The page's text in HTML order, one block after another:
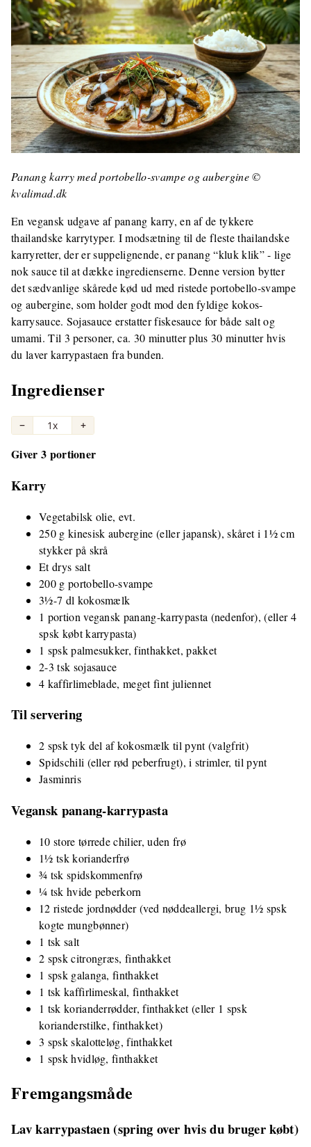
Panang karry med portobello-svampe og aubergine ©
kvalimad.dk
En vegansk udgave af panang karry, en af de tykkere
thailandske karrytyper. I modsætning til de fleste thailandske
karryretter, der er suppelignende, er panang “kluk klik” - lige
nok sauce til at dække ingredienserne. Denne version bytter
det sædvanlige skårede kød ud med ristede portobello-svampe
og aubergine, som holder godt mod den fyldige kokos-
karrysauce. Sojasauce erstatter fiskesauce for både salt og
umami. Til 3 personer, ca. 30 minutter plus 30 minutter hvis
du laver karrypastaen fra bunden.
Ingredienser
− 1x +
Giver 3 portioner
Karry
Vegetabilsk olie, evt.
250 g kinesisk aubergine (eller japansk), skåret i 1½ cm
stykker på skrå
Et drys salt
200 g portobello-svampe
3½-7 dl kokosmælk
1 portion vegansk panang-karrypasta (nedenfor), (eller 4
spsk købt karrypasta)
1 spsk palmesukker, finthakket, pakket
2-3 tsk sojasauce
4 kaffirlimeblade, meget fint juliennet
Til servering
2 spsk tyk del af kokosmælk til pynt (valgfrit)
Spidschili (eller rød peberfrugt), i strimler, til pynt
Jasminris
Vegansk panang-karrypasta
10 store tørrede chilier, uden frø
1½ tsk korianderfrø
¾ tsk spidskommenfrø
¼ tsk hvide peberkorn
12 ristede jordnødder (ved nøddeallergi, brug 1½ spsk
kogte mungbønner)
1 tsk salt
2 spsk citrongræs, finthakket
1 spsk galanga, finthakket
1 tsk kaffirlimeskal, finthakket
1 tsk korianderrødder, finthakket (eller 1 spsk
korianderstilke, finthakket)
3 spsk skalotteløg, finthakket
1 spsk hvidløg, finthakket
Fremgangsmåde
Lav karrypastaen (spring over hvis du bruger købt)